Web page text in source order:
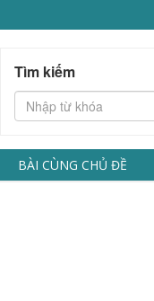
Tìm kiếm
BÀI CÙNG CHỦ ĐỀ